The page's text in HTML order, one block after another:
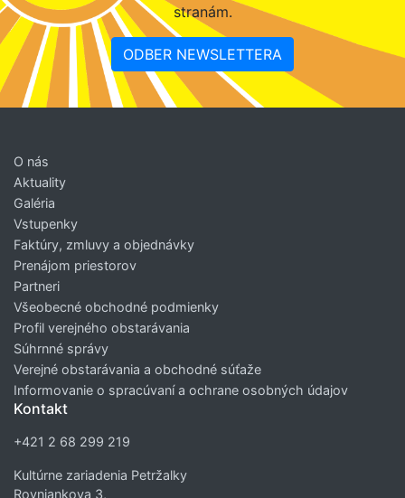
stranám.
ODBER NEWSLETTERA
O nás
Aktuality
Galéria
Vstupenky
Faktúry, zmluvy a objednávky
Prenájom priestorov
Partneri
Všeobecné obchodné podmienky
Profil verejného obstarávania
Súhrnné správy
Verejné obstarávania a obchodné súťaže
Informovanie o spracúvaní a ochrane osobných údajov
Kontakt
+421 2 68 299 219
Kultúrne zariadenia Petržalky
Rovniankova 3,